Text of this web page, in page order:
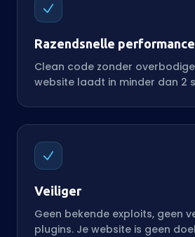
Razendsnelle performance
Clean code zonder
website laadt in minder dan 2
Veiliger
Geen bekende exploits, geen
plugins. Je website is geen